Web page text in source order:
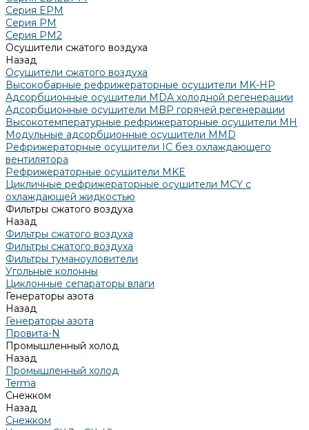
Серия EPM
Серия РМ
Серия PM2
Осушители сжатого воздуха
Назад
Осушители сжатого воздуха
Высокобарные рефрижераторные осушители MK-HP
Адсорбционные осушители MDA холодной регенерации
Адсорбционные осушители MBP горячей регенерации
Высокотемпературные рефрижераторные осушители MH
Модульные адсорбционные осушители MMD
Рефрижераторные осушители IC без охлаждающего
вентилятора
Рефрижераторные осушители MKE
Цикличные рефрижераторные осушители MCY с
охлаждающей жидкостью
Фильтры сжатого воздуха
Назад
Фильтры сжатого воздуха
Фильтры сжатого воздуха
Фильтры туманоуловители
Угольные колонны
Циклонные сепараторы влаги
Генераторы азота
Назад
Генераторы азота
Провита-N
Промышленный холод
Назад
Промышленный холод
Terma
Снежком
Назад
Снежком